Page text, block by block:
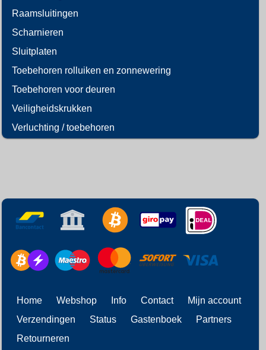
Raamsluitingen
Scharnieren
Sluitplaten
Toebehoren rolluiken en zonnewering
Toebehoren voor deuren
Veiligheidskrukken
Verluchting / toebehoren
Home Webshop Info Contact
Mijn account
Verzendingen
Status Gastenboek
Partners
Retourneren